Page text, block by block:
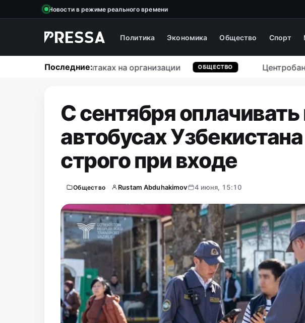
Новости в режиме реального времени
Политика Экономика Общество Спорт
Последние:
массовых кибератаках на организации ОБЩЕСТВО Центробанк
С сентября
автобусах
строго при входе
Общество Rustam Abduhakimov 4 июня, 15:10